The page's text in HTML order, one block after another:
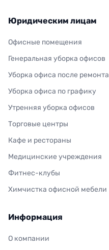
Юридическим лицам
Офисные помещения
Генеральная уборка офисов
Уборка офиса после ремонта
Уборка офиса по графику
Утренняя уборка офисов
Торговые центры
Кафе и рестораны
Медицинские учреждения
Фитнес-клубы
Химчистка офисной мебели
Информация
О компании